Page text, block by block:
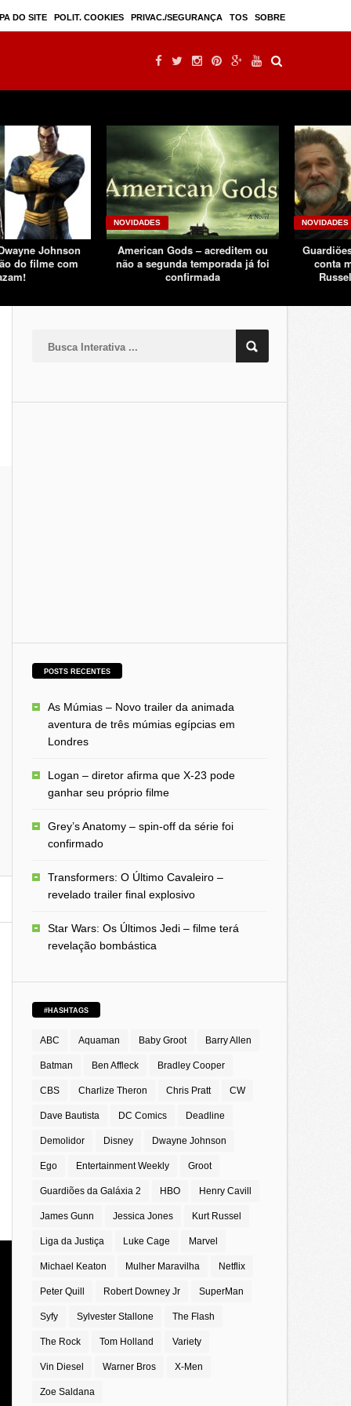
Mulan – filme live-action seguindo sucesso d ...
DO SITE POLIT. COOKIES PRIVAC./SEGURANÇA TOS SOBRE
Johnson
do filme com
NOVIDADES
American Gods – acreditem ou
não a segunda temporada já foi
confirmada
NOVIDADES
conta
POSTS RECENTES
As Múmias – Novo trailer da animada
aventura de três múmias egípcias em
Londres
Logan – diretor afirma que X-23 pode
ganhar seu próprio filme
Grey’s Anatomy – spin-off da série foi
confirmado
Transformers: O Último Cavaleiro –
revelado trailer final explosivo
Star Wars: Os Últimos Jedi – filme terá
revelação bombástica
#HASHTAGS
ABC Aquaman Baby Groot Barry Allen
Batman Ben Affleck Bradley Cooper
CBS Charlize Theron Chris Pratt CW
Dave Bautista DC Comics Deadline
Demolidor Disney Dwayne Johnson
Ego Entertainment Weekly Groot
Guardiões da Galáxia 2 HBO Henry Cavill
James Gunn Jessica Jones Kurt Russel
Liga da Justiça Luke Cage Marvel
Michael Keaton Mulher Maravilha Netflix
Peter Quill Robert Downey Jr SuperMan
Syfy Sylvester Stallone The Flash
The Rock Tom Holland Variety
Vin Diesel Warner Bros X-Men
Zoe Saldana